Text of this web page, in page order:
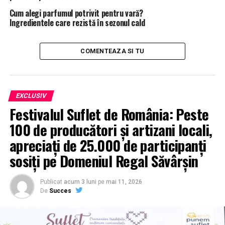
Grindeanu nu a scos încă Huawei de pe ”lista scurtă” 5G
Cum alegi parfumul potrivit pentru vară?
Ingredientele care rezistă în sezonul cald
COMENTEAZA SI TU
EXCLUSIV
Festivalul Suflet de România: Peste
100 de producători și artizani locali,
apreciați de 25.000 de participanți
sosiți pe Domeniul Regal Săvârșin
Publicat acum 3 luni pe mai 11, 2026
De Succes